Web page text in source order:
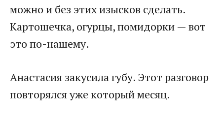
можно и без этих изысков сделать.
Картошечка, огурцы, помидорки — вот
это по-нашему.
Анастасия закусила губу. Этот разговор
повторялся уже который месяц.